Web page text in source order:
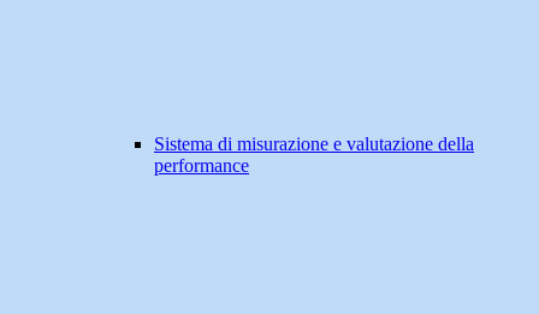
Sistema di misurazione e valutazione della
performance